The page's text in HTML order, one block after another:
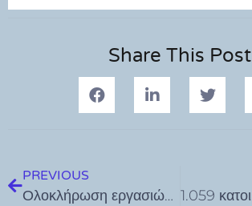
Share This Post
PREVIOUS
Ολοκλήρωση εργασιών υπογειοποίησης καλωδίων ηλεκτρισμού στα Νίκεια Νισύρου